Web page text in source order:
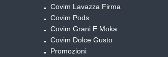
Covim Lavazza Firma
Covim Pods
Covim Grani E Moka
Covim Dolce Gusto
Promozioni